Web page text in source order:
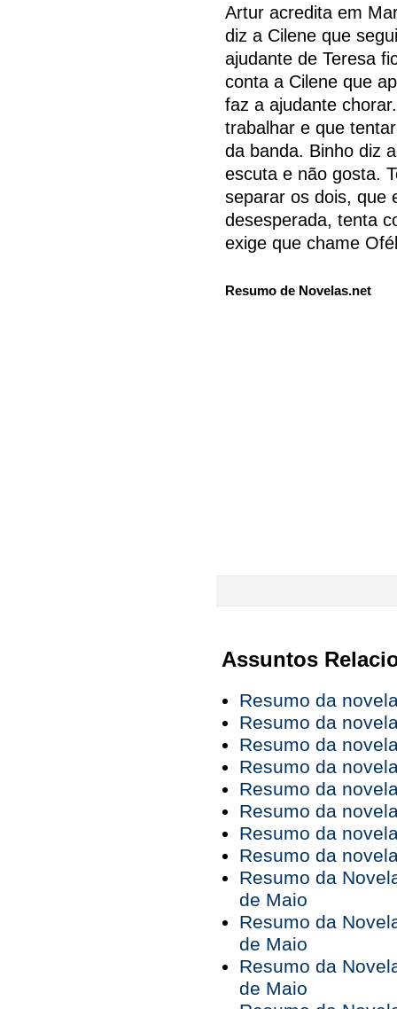
Artur acredita em
diz a Cilene que
ajudante de Teresa
conta a Cilene que
faz a ajudante
trabalhar e que
da banda. Binho diz
escuta e não gosta.
separar os dois, que
desesperada, tenta
exige que chame
Resumo de Novelas.net
Assuntos
Resumo da
Resumo da
Resumo da
Resumo da
Resumo da
Resumo da
Resumo da
Resumo da
Resumo da
de Maio
Resumo da
de Maio
Resumo da
de Maio